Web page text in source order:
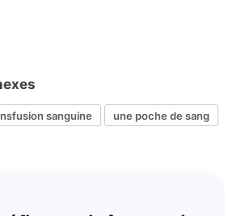
sanguine
une poche de sang